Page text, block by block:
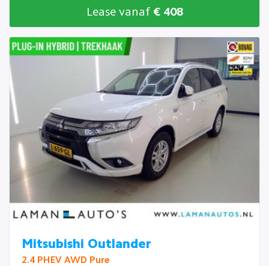
Lease vanaf € 408
Mitsubishi Outlander
2.4 PHEV AWD Pure